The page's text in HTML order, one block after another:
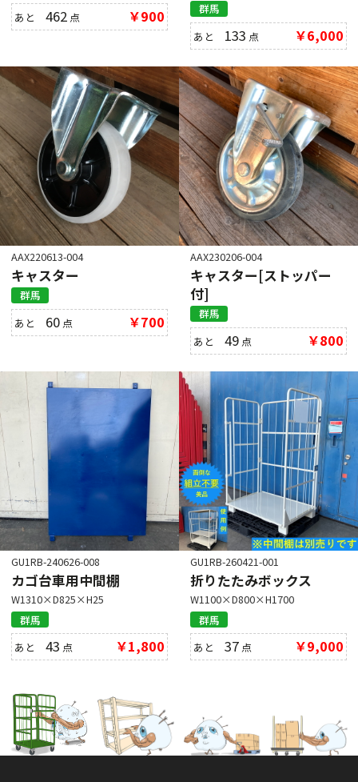
あと462 点 ￥900
群馬
あと 133 点 ￥6,000
AAX220613-004
キャスター
群馬
あと 60 点 ￥700
AAX230206-004
キャスター[ストッパー
付]
群馬
あと49 点 ￥800
GU1RB-240626-008
カゴ台車用中間棚
W1310×D825×H25
群馬
あと43 点 ￥1,800
GU1RB-260421-001
折りたたみボックス
W1100×D800×H1700
群馬
あと37 点 ￥9,000